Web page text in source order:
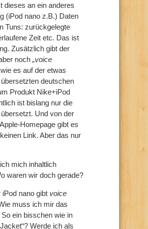
dieses an ein anderes
(iPod nano z.B.) Daten
Tuns: zurückgelegte
Zeit etc. Das ist
Zusätzlich gibt der
noch „voice
es auf der etwas
deutschen
Produkt Nike+iPod
ist bislang nur die
Und von der
Homepage gibt es
Link. Aber das nur
mich inhaltlich
waren wir doch gerade?
nano gibt voice
muss ich mir das
ein bisschen wie in
Werde ich als